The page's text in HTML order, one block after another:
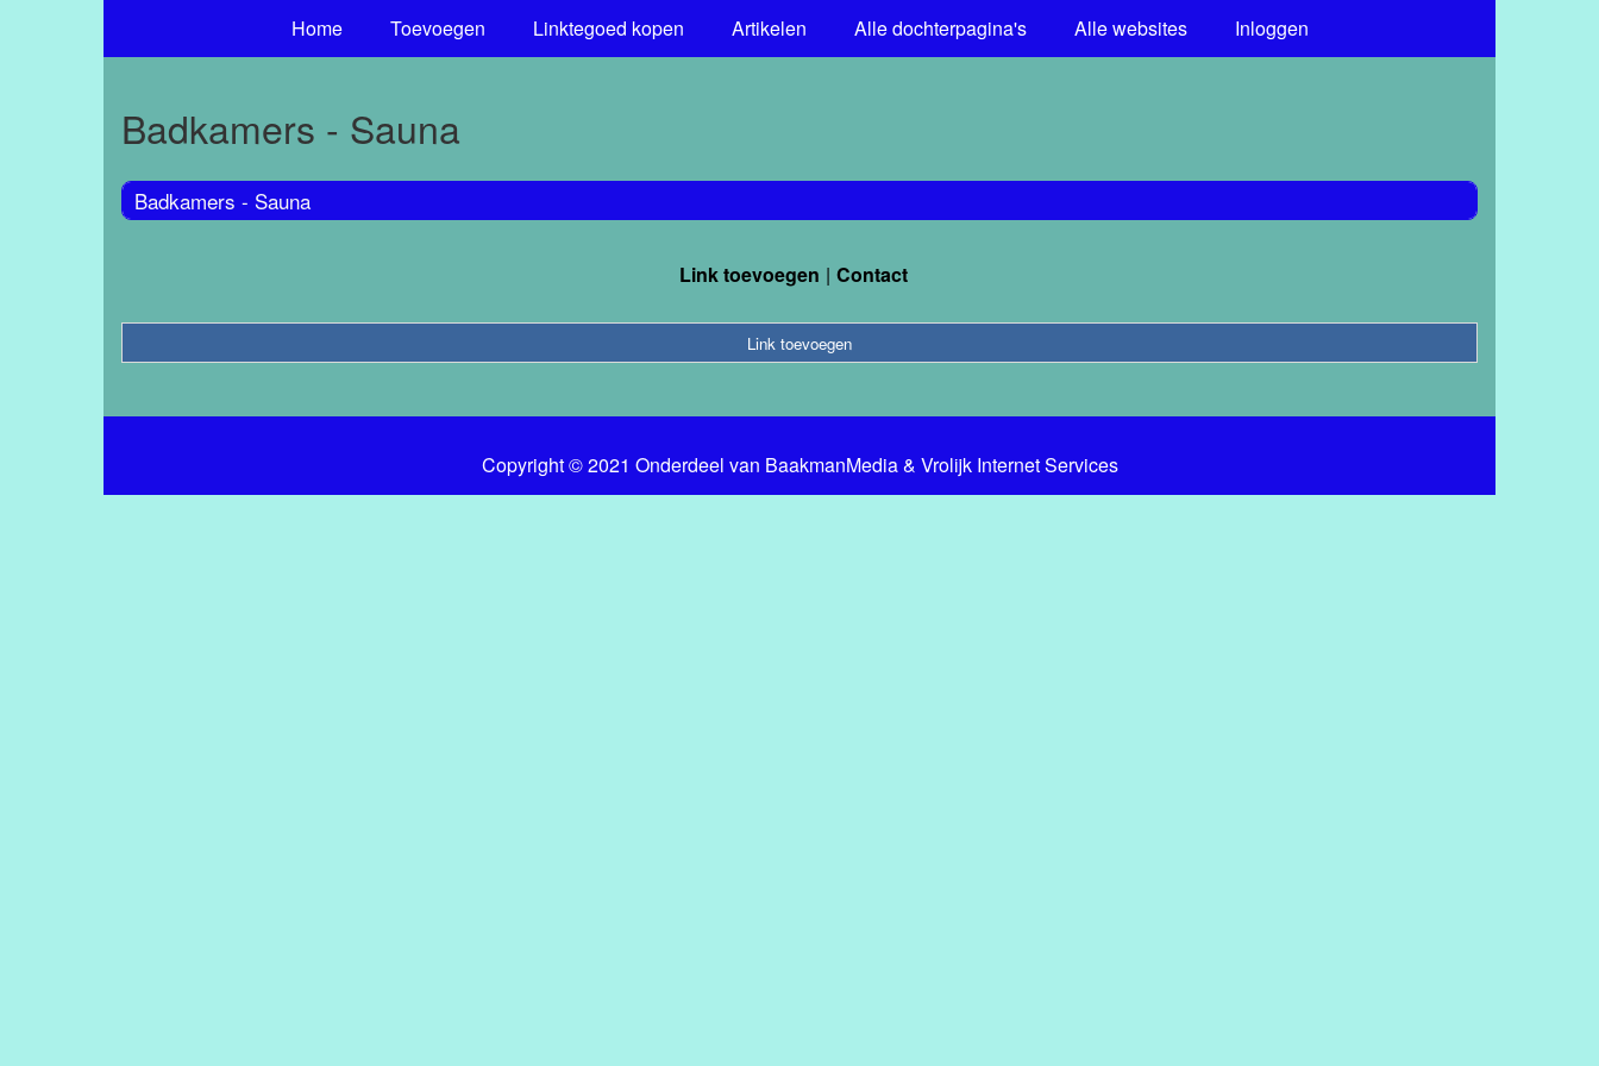
Home Toevoegen Linktegoed kopen Artikelen Alle dochterpagina's Alle websites Inloggen
Badkamers - Sauna
Badkamers - Sauna
Link toevoegen Contact
Link toevoegen
Copyright © 2021 Onderdeel van BaakmanMedia& Vrolijk Internet Services